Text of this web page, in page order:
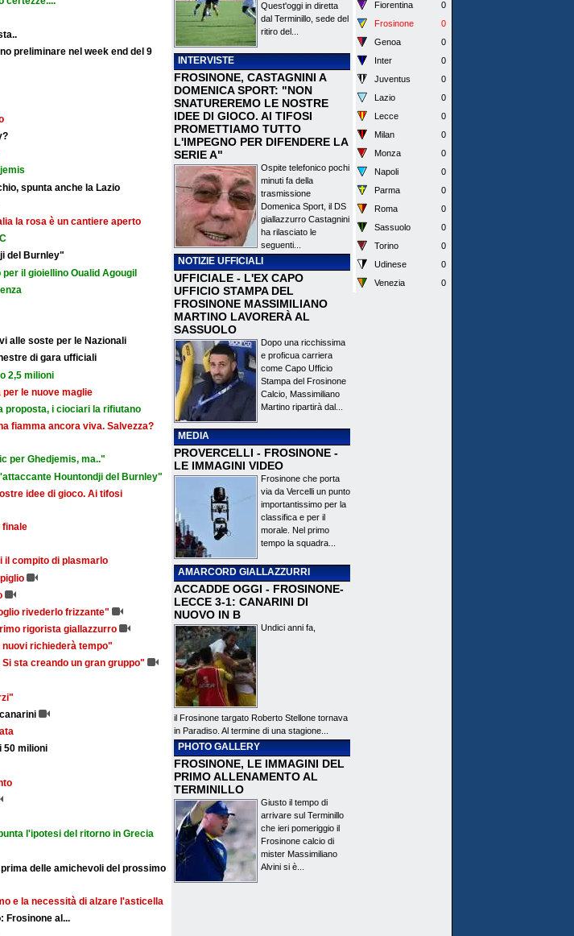
preliminare nel week end del 9
spunta anche la Lazio
la rosa è un cantiere aperto
del Burnley"
il gioiellino Oualid Agougil
alle soste per le Nazionali
di gara ufficiali
2,5 milioni
le nuove maglie
proposta, i ciociari la rifiutano
fiamma ancora viva. Salvezza?
per Ghedjemis, ma.."
Hountondji del Burnley"
idee di gioco. Ai tifosi
finale
il compito di plasmarlo
rivederlo frizzante"
rigorista giallazzurro
richiederà tempo"
sta creando un gran gruppo"
50 milioni
l'ipotesi del ritorno in Grecia
delle amichevoli del prossimo
e la necessità di alzare l'asticella
Frosinone al...
Quest'oggi in diretta
dal Terminillo, sede del
ritiro del...
INTERVISTE
FROSINONE, CASTAGNINI A
DOMENICA SPORT: "NON
SNATUREREMO LE NOSTRE
IDEE DI GIOCO. AI TIFOSI
PROMETTIAMO TUTTO
L'IMPEGNO PER DIFENDERE LA
SERIE A"
Ospite telefonico pochi
minuti fa della
trasmissione
Domenica Sport, il DS
giallazzurro Castagnini
ha rilasciato le
seguenti...
NOTIZIE UFFICIALI
UFFICIALE - L'EX CAPO
UFFICIO STAMPA DEL
FROSINONE MASSIMILIANO
MARTINO LAVORERÀ AL
SASSUOLO
Dopo una ricchissima
e proficua carriera
come Capo Ufficio
Stampa del Frosinone
Calcio, Massimiliano
Martino ripartirà dal...
MEDIA
PROVERCELLI - FROSINONE -
LE IMMAGINI VIDEO
Frosinone che porta
via da Vercelli un punto
importantissimo per la
classifica e per il
morale. Nel primo
tempo la squadra...
AMARCORD GIALLAZZURRI
ACCADDE OGGI - FROSINONE-
LECCE 3-1: CANARINI DI
NUOVO IN B
Undici anni fa,
il Frosinone targato Roberto Stellone tornava
in Paradiso. Al termine di una stagione...
PHOTO GALLERY
FROSINONE, LE IMMAGINI DEL
PRIMO ALLENAMENTO AL
TERMINILLO
Giusto il tempo di
arrivare sul Terminillo
che ieri pomeriggio il
Frosinone calcio di
mister Massimiliano
Alvini si è...
Fiorentina
0
Frosinone
0
Genoa
0
Inter
0
Juventus
0
Lazio
0
Lecce
0
Milan
0
Monza
0
Napoli
0
Parma
0
Roma
0
Sassuolo
0
Torino
0
Udinese
0
Venezia
0